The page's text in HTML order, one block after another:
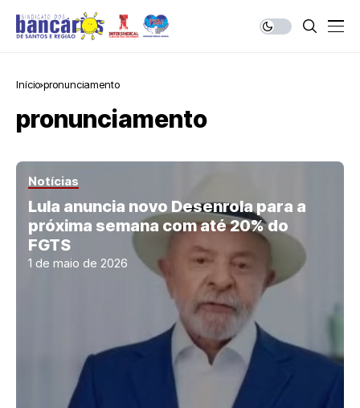
Início pronunciamento
pronunciamento
Notícias
Lula anuncia novo Desenrola para a
próxima semana com até 20% do
FGTS
1 de maio de 2026